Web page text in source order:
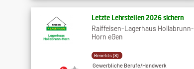
Letzte Lehrstellen 2026 sichern
Raiffeisen-Lagerhaus Hollabrunn-
Horn eGen
Benefits (8)
Gewerbliche Berufe/Handwerk